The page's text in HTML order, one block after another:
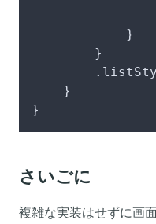
            }
        }
    }
}
さいごに
複雑な実装はせずに画